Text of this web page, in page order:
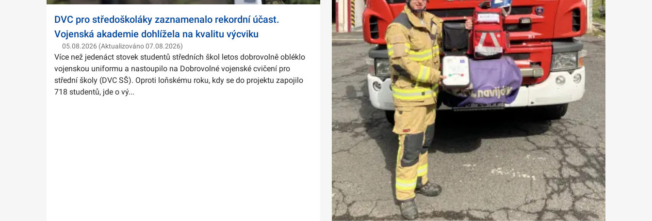
DVC pro středoškoláky zaznamenalo rekordní účast.
Vojenská akademie dohlížela na kvalitu výcviku
05.08.2026 (Aktualizováno 07.08.2026)
Více než jedenáct stovek studentů středních škol letos dobrovolně obléklo
vojenskou uniformu a nastoupilo na Dobrovolné vojenské cvičení pro
střední školy (DVC SŠ). Oproti loňskému roku, kdy se do projektu zapojilo
718 studentů, jde o vý...